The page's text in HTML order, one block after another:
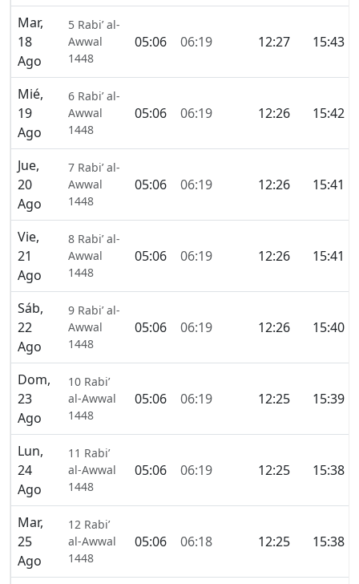
Mar,
18
Ago
5 Rabi’ al-
Awwal
1448
05:06 06:19 12:27 15:43
Mié,
19
Ago
6 Rabi’ al-
Awwal
1448
05:06 06:19 12:26 15:42
Jue,
20
Ago
7 Rabi’ al-
Awwal
1448
05:06 06:19 12:26 15:41
Vie,
21
Ago
8 Rabi’ al-
Awwal
1448
05:06 06:19 12:26 15:41
Sáb,
22
Ago
9 Rabi’ al-
Awwal
1448
05:06 06:19 12:26 15:40
Dom,
23
Ago
10 Rabi’
al-Awwal
1448
05:06 06:19 12:25 15:39
Lun,
24
Ago
11 Rabi’
al-Awwal
1448
05:06 06:19 12:25 15:38
Mar,
25
Ago
12 Rabi’
al-Awwal
1448
05:06 06:18 12:25 15:38